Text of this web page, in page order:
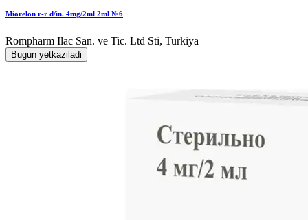
Miorelon r-r d/in. 4mg/2ml 2ml №6
Rompharm Ilac San. ve Tic. Ltd Sti, Turkiya
Bugun yetkaziladi